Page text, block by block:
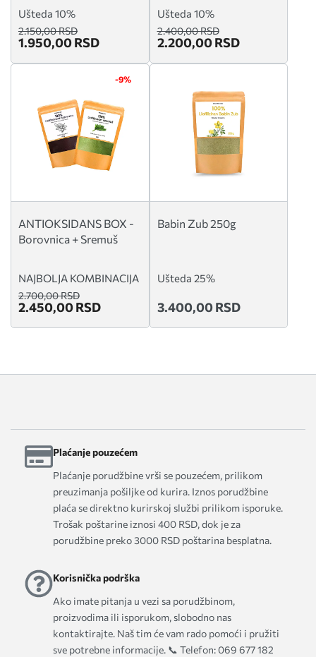
Ušteda 10%
2.150,00 RSD
1.950,00 RSD
Ušteda 10%
2.400,00 RSD
2.200,00 RSD
-9%
ANTIOKSIDANS BOX -
Borovnica + Sremuš
NAJBOLJA KOMBINACIJA
2.700,00 RSD
2.450,00 RSD
Babin Zub 250g
Ušteda 25%
3.400,00 RSD
Plaćanje pouzećem
Plaćanje porudžbine vrši se pouzećem, prilikom
preuzimanja pošiljke od kurira. Iznos porudžbine
plaća se direktno kurirskoj službi prilikom isporuke.
Trošak poštarine iznosi 400 RSD, dok je za
porudžbine preko 3000 RSD poštarina besplatna.
Korisnička podrška
Ako imate pitanja u vezi sa porudžbinom,
proizvodima ili isporukom, slobodno nas
kontaktirajte. Naš tim će vam rado pomoći i pružiti
sve potrebne informacije. 📞 Telefon: 069 677 182